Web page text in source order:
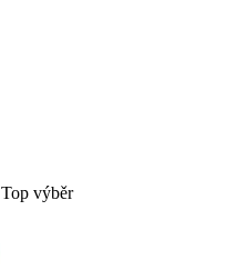
Top výběr